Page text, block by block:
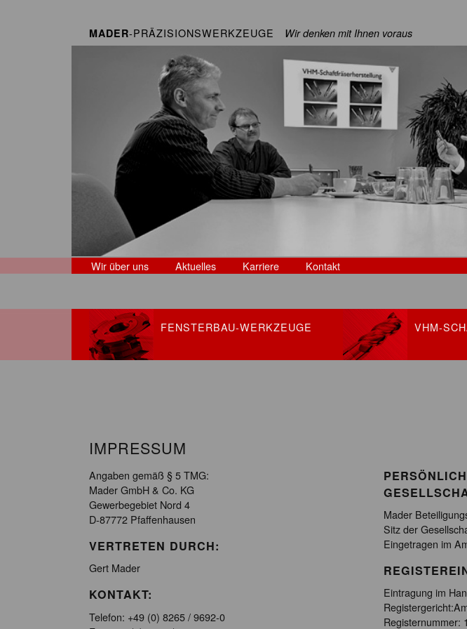
MADER-PRÄZISIONSWERKZEUGE Wir denken mit Ihnen voraus
Wir über uns Aktuelles Karriere Kontakt
FENSTERBAU-WERKZEUGE VHM-
IMPRESSUM
Angaben gemäß § 5 TMG:
Mader GmbH & Co. KG
Gewerbegebiet Nord 4
D-87772 Pfaffenhausen
VERTRETEN DURCH:
Gert Mader
KONTAKT:
Telefon: +49 (0) 8265 / 9692-0
Mader
Sitz der
Eingetragen im
Eintragung im
Registernummer: